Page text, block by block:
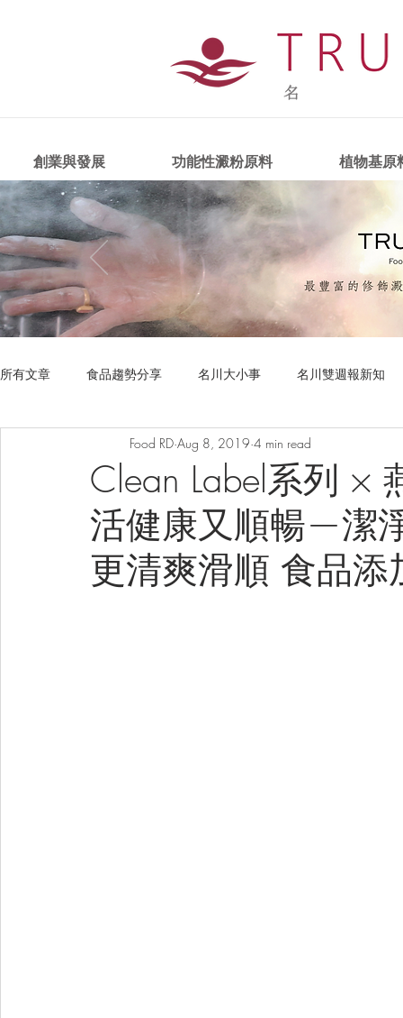
創業與發展 功能性澱粉原料 植物基原
所有文章 食品趨勢分享 名川大小事 名川雙週報新知
Clean Label系列 ×
活健康又順暢—潔
更清爽滑順 食品添
Food RD Aug 8, 2019 4 min read